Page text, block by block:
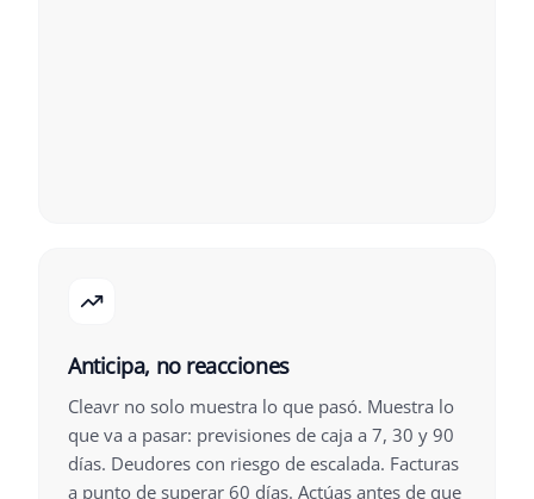
Anticipa, no reacciones
Cleavr no solo muestra lo que pasó. Muestra lo
que va a pasar: previsiones de caja a 7, 30 y 90
días. Deudores con riesgo de escalada. Facturas
a punto de superar 60 días. Actúas antes de que